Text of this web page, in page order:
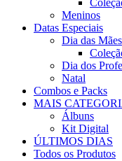
Meninos
Datas Especiais
Dia das Mães
Dia dos
Natal
Combos e Packs
MAIS
Álbuns
Kit Digital
ÚLTIMOS DIAS
Todos os Produtos